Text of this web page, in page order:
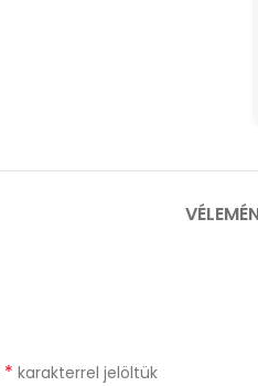
* karakterrel jelöltük